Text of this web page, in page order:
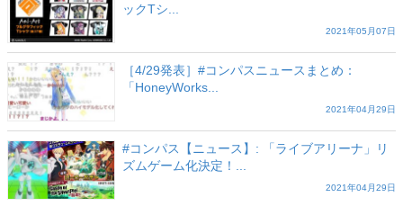
ックTシ...
2021年05月07日
［4/29発表］#コンパスニュースまとめ：
「HoneyWorks...
2021年04月29日
#コンパス【ニュース】: 「ライブアリーナ」リ
ズムゲーム化決定！...
2021年04月29日